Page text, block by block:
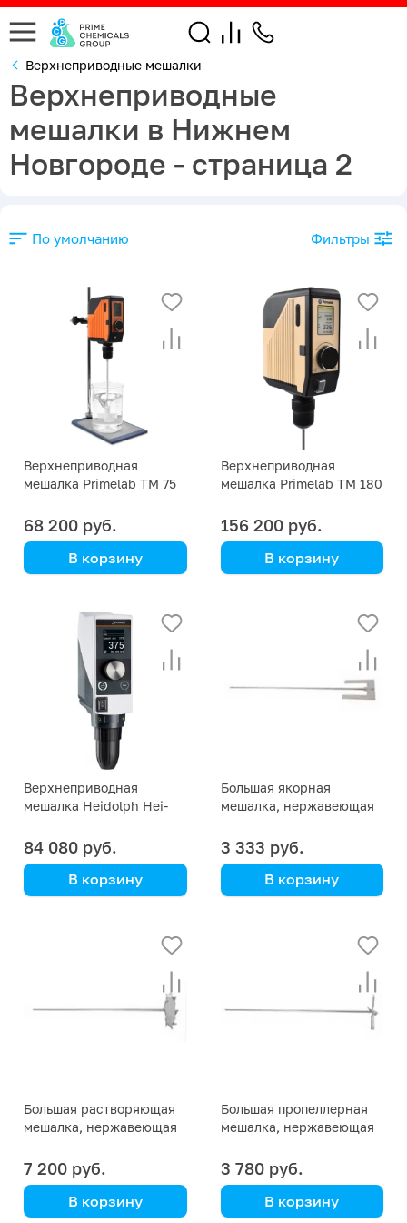
Верхнеприводные мешалки
Верхнеприводные
мешалки в Нижнем
Новгороде - страница 2
По умолчанию Фильтры
Верхнеприводная
мешалка Primelab TM 75
68 200 руб.
В корзину
Верхнеприводная
мешалка Primelab TM 180
156 200 руб.
В корзину
Верхнеприводная
мешалка Heidolph Hei-
84 080 руб.
В корзину
Большая якорная
мешалка, нержавеющая
3 333 руб.
В корзину
длина 60 см, диаметр
мешалки 10 см, сталь
Большая растворяющая
мешалка, нержавеющая
7 200 руб.
В корзину
Большая пропеллерная
мешалка, нержавеющая
3 780 руб.
В корзину